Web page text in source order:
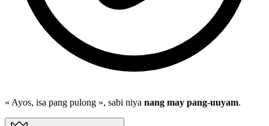
« Ayos, isa pang pulong », sabi niya nang may pang-uuyam.